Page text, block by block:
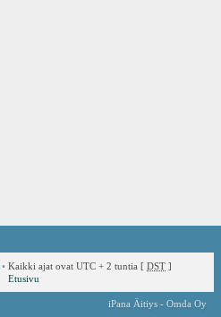
• Kaikki ajat ovat UTC + 2 tuntia [ DST ]
Etusivu
iPana Äitiys - Omda Oy